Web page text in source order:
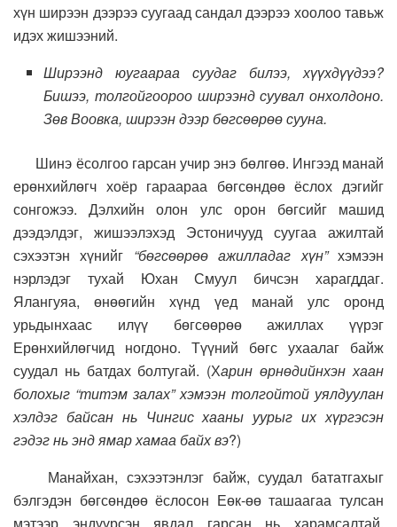
хүн ширээн дээрээ суугаад сандал дээрээ хоолоо тавьж
идэх жишээний.
Ширээнд юугаараа суудаг билээ, хүүхдүүдээ?
Бишээ, толгойгоороо ширээнд суувал онхолдоно.
Зөв Воовка, ширээн дээр бөгсөөрөө сууна.
Шинэ ёсолгоо гарсан учир энэ бөлгөө. Ингээд манай
ерөнхийлөгч хоёр гараараа бөгсөндөө ёслох дэгийг
сонгожээ. Дэлхийн олон улс орон бөгсийг машид
дээдэлдэг, жишээлэхэд Эстоничууд суугаа ажилтай
сэхээтэн хүнийг “бөгсөөрөө ажилладаг хүн”хэмээн
нэрлэдэг тухай Юхан Смуул бичсэн харагддаг.
Ялангуяа, өнөөгийн хүнд үед манай улс оронд
урьдынхаас илүү бөгсөөрөө ажиллах үүрэг
Ерөнхийлөгчид ногдоно. Түүний бөгс ухаалаг байж
суудал нь батдах болтугай. (Харин өрнөдийнхэн хаан
болохыг “титэм залах” хэмээн толгойтой уялдуулан
хэлдэг байсан нь Чингис хааны уурыг их хүргэсэн
гэдэг нь энд ямар хамаа байх вэ?)
Манайхан, сэхээтэнлэг байж, суудал бататгахыг
бэлгэдэн бөгсөндөө ёслосон Еөк-өө ташаагаа тулсан
мэтээр эндүүрсэн явдал гарсан нь харамсалтай.